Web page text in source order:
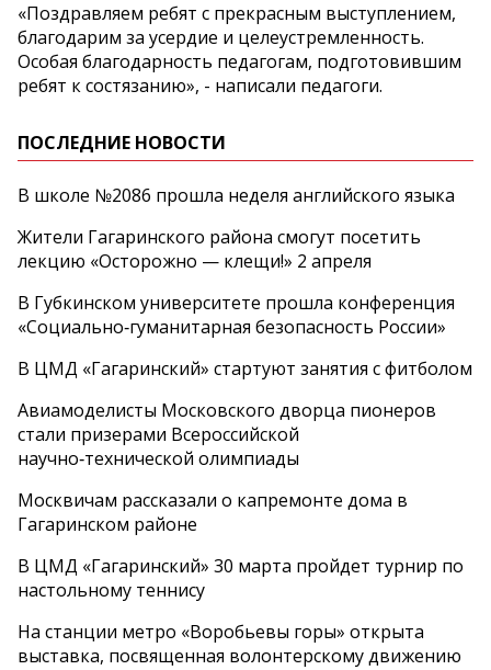
«Поздравляем ребят с прекрасным выступлением,
благодарим за усердие и целеустремленность.
Особая благодарность педагогам, подготовившим
ребят к состязанию», - написали педагоги.
ПОСЛЕДНИЕ НОВОСТИ
В школе №2086 прошла неделя английского языка
Жители Гагаринского района смогут посетить
лекцию «Осторожно — клещи!» 2 апреля
В Губкинском университете прошла конференция
«Социально‑гуманитарная безопасность России»
В ЦМД «Гагаринский» стартуют занятия с фитболом
Авиамоделисты Московского дворца пионеров
стали призерами Всероссийской
научно‑технической олимпиады
Москвичам рассказали о капремонте дома в
Гагаринском районе
В ЦМД «Гагаринский» 30 марта пройдет турнир по
настольному теннису
На станции метро «Воробьевы горы» открыта
выставка, посвященная волонтерскому движению